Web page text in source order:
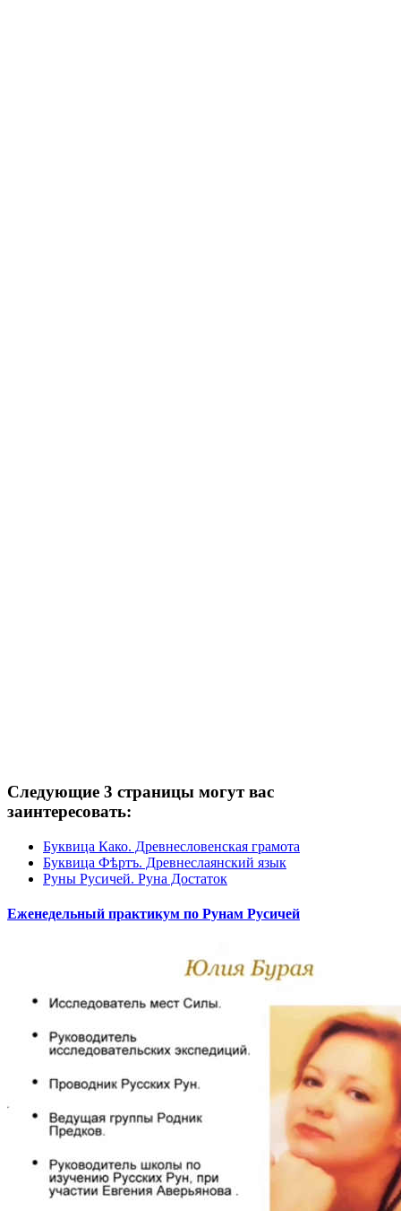
Следующие 3 страницы могут вас
заинтересовать:
Буквица Како. Древнесловенская грамота
Буквица Фѣртъ. Древнеслаянский язык
Руны Русичей. Руна Достаток
Еженедельный практикум по Рунам Русичей